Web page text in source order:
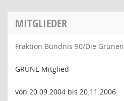
MITGLIEDER
Fraktion Bündnis 90/Die Grünen
GRÜNE Mitglied
von 20.09.2004 bis 20.11.2006